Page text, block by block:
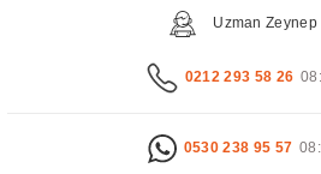
Uzman Zeynep
0212 293 58 26
0530 238 95 57